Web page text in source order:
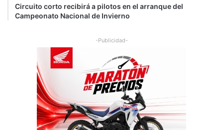
Circuito corto recibirá a pilotos en el arranque del
Campeonato Nacional de Invierno
-Publicidad-